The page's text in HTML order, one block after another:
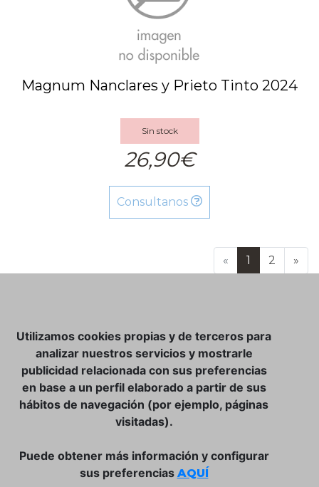
Magnum Nanclares y Prieto Tinto 2024
Sin stock
26,90€
Consultanos
« 1 2 »
CLUB VINATER
CONTACTO
TIENDA ONLINE:
Plaça de la Llibertat, 22, 07760 Ciutadella
Tlf. 971 93 78 75
Utilizamos cookies propias y de terceros para
analizar nuestros servicios y mostrarle
publicidad relacionada con sus preferencias
en base a un perfil elaborado a partir de sus
hábitos de navegación (por ejemplo, páginas
visitadas).
Puede obtener más información y configurar
sus preferencias AQUÍ